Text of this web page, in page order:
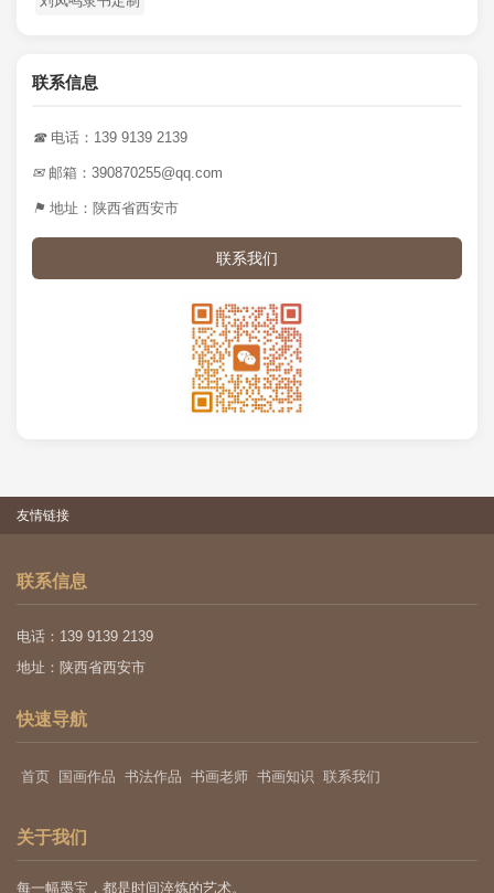
联系信息
☎电话：139 9139 2139
✉邮箱：390870255@qq.com
⚑ 地址：陕西省西安市
联系我们
友情链接
联系信息
电话：139 9139 2139
地址：陕西省西安市
快速导航
首页 国画作品 书法作品 书画老师 书画知识 联系我们
关于我们
每一幅墨宝，都是时间淬炼的艺术。